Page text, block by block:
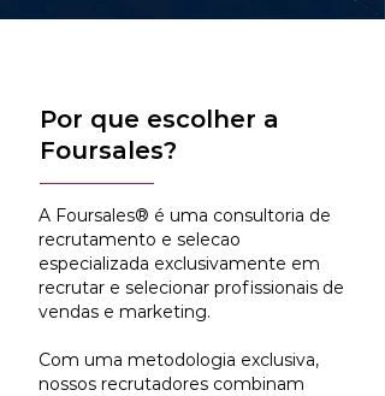
Por que escolher a
Foursales?
A Foursales® é uma consultoria de
recrutamento e selecao
especializada exclusivamente em
recrutar e selecionar profissionais de
vendas e marketing.
Com uma metodologia exclusiva,
nossos recrutadores combinam